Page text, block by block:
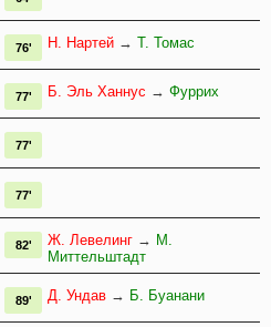
Н. Нартей → Т. Томас
76'
Б. Эль Ханнус → Фуррих
77'
77'
77'
Ж. Левелинг → М.
Миттельштадт
82'
Д. Ундав → Б. Буанани
89'